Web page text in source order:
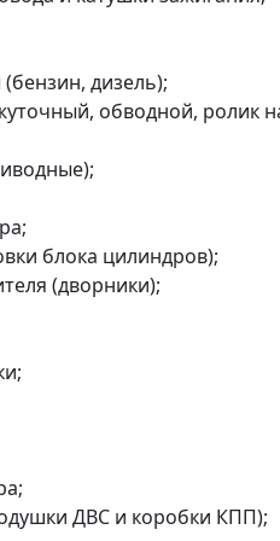
дизель);
обводной, ролик
блока цилиндров);
(дворники);
ДВС и коробки КПП);